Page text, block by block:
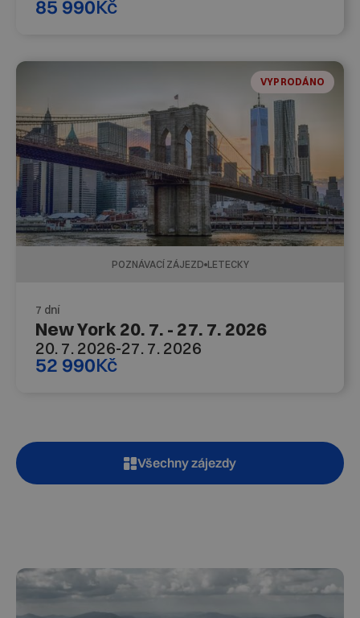
85 990Kč
VYPRODÁNO
POZNÁVACÍ ZÁJEZD LETECKY
7 dní
New York 20. 7. - 27. 7. 2026
20. 7. 2026-27. 7. 2026
52 990Kč
Všechny zájezdy